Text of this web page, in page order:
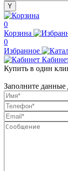
0
Корзина
0
Избранное
Купить в один
Заполните данные